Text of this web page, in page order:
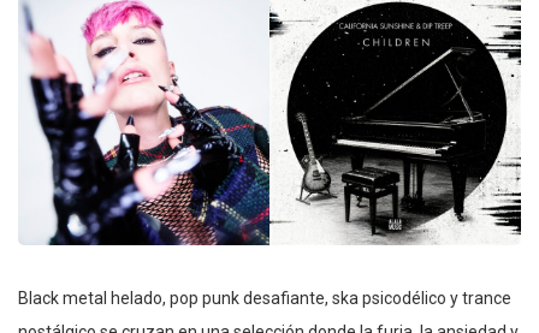
Black metal helado, pop punk desafiante, ska psicodélico y trance